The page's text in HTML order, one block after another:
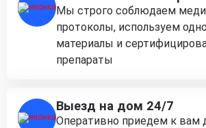
Мы строго соблюдаем
протоколы, используем
материалы и
препараты
Выезд на дом 24/7
Оперативно приедем к вам